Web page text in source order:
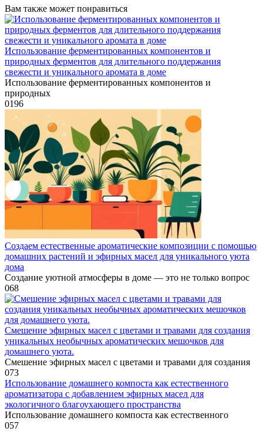
Вам также может понравиться
Использование ферментированных компонентов и
природных ферментов для длительного поддержания
свежести и уникального аромата в доме
Использование ферментированных компонентов и
природных
0196
Создаем естественные ароматические композиции с помощью
домашних растений и эфирных масел для уникального уюта
дома
Создание уютной атмосферы в доме — это не только вопрос
068
Смешение эфирных масел с цветами и травами для создания
уникальных необычных ароматических мешочков для
домашнего уюта.
Смешение эфирных масел с цветами и травами для создания
073
Использование домашнего компоста как естественного
ароматизатора с добавлением эфирных масел для
экологичного благоухающего пространства
Использование домашнего компоста как естественного
057